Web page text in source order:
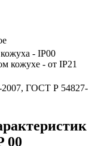
- IP00
кожухе - от IP21
ГОСТ Р 54827-
00